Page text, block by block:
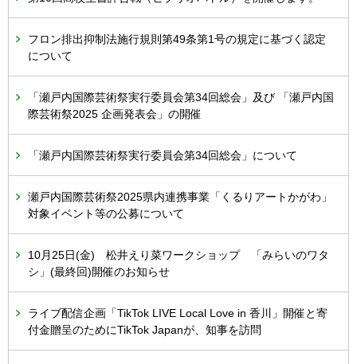
フロン排出抑制法施行規則第49条第1号の規定に基づく認定
について
「瀬戸内国際芸術祭実行委員会第34回総会」及び 「瀬戸内国
際芸術祭2025 企画発表会」の開催
「瀬戸内国際芸術祭実行委員会第34回総会」について
瀬戸内国際芸術祭2025県内連携事業「くるりアートかがわ」
対象イベント等の公募について
10月25日(金) 松井えり菜ワークショップ 「みらいのワタ
シ」(最終回)開催のお知らせ
ライブ配信企画「TikTok LIVE Local Love in 香川」開催と寄
付金贈呈のためにTikTok Japanが、知事を訪問